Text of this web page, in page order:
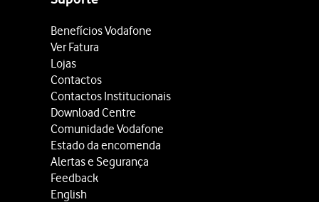
Benefícios Vodafone
Ver Fatura
Lojas
Contactos
Contactos Institucionais
Download Centre
Comunidade Vodafone
Estado da encomenda
Alertas e Segurança
Feedback
English